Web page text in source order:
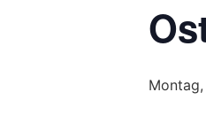
Montag,